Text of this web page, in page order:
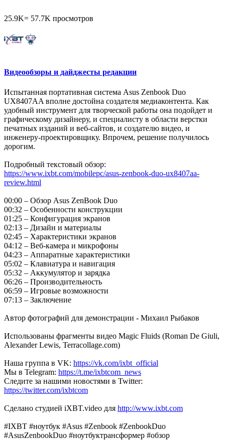
25.9K= 57.7K просмотров
Видеообзоры и дайджесты редакции
Испытанная портативная система Asus Zenbook Duo
UX8407AA вполне достойна создателя медиаконтента. Как
удобный инструмент для творческой работы она подойдет и
графическому дизайнеру, и специалисту в области верстки
печатных изданий и веб-сайтов, и создателю видео, и
инженеру-проектировщику. Впрочем, решение получилось
дорогим.
Подробный текстовый обзор:
https://www.ixbt.com/mobilepc/asus-zenbook-duo-ux8407aa-
review.html
00:00 – Обзор Asus ZenBook Duo
00:32 – Особенности конструкции
01:25 – Конфигурация экранов
02:13 – Дизайн и материалы
02:45 – Характеристики экранов
04:12 – Веб-камера и микрофоны
04:23 – Аппаратные характеристики
05:02 – Клавиатура и навигация
05:32 – Аккумулятор и зарядка
06:26 – Производительность
06:59 – Игровые возможности
07:13 – Заключение
Автор фотографий для демонстрации - Михаил Рыбаков
Использованы фрагменты видео Magic Fluids (Roman De Giuli,
Alexander Lewis, Terracollage.com)
Наша группа в VK: https://vk.com/ixbt_official
Мы в Telegram: https://t.me/ixbtcom_news
Следите за нашими новостями в Twitter:
https://twitter.com/ixbtcom
Сделано студией iXBT.video для http://www.ixbt.com
#IXBT #ноутбук #Asus #Zenbook #ZenbookDuo
#AsusZenbookDuo #ноутбуктрансформер #обзор